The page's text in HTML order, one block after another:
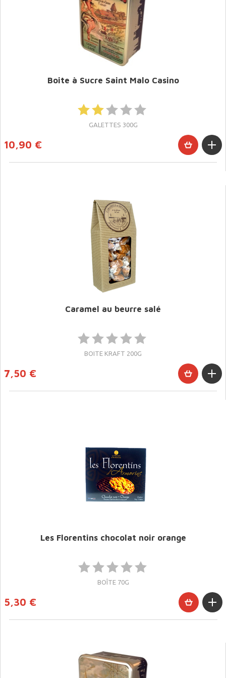
Boite à Sucre Saint Malo Casino
GALETTES 300G
10,90 €
Caramel au beurre salé
BOITE KRAFT 200G
7,50 €
Les Florentins chocolat noir orange
BOÎTE 70G
5,30 €